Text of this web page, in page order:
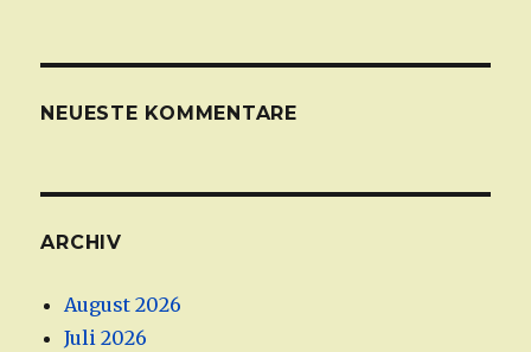
NEUESTE KOMMENTARE
ARCHIV
August 2026
Juli 2026